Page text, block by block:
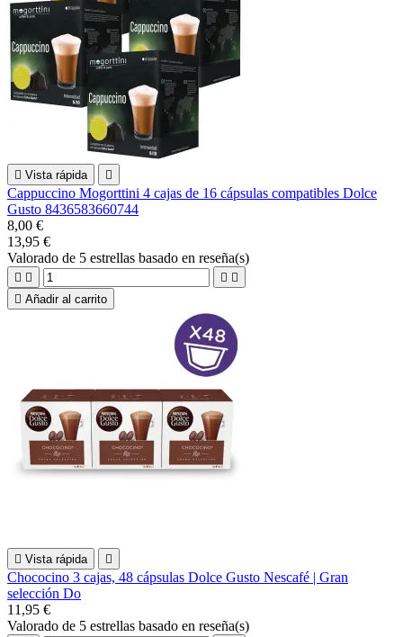
 Vista rápida 
Cappuccino Mogorttini 4 cajas de 16 cápsulas compatibles Dolce
Gusto 8436583660744
8,00 €
13,95 €
Valorado de 5 estrellas basado en reseña(s)
   
 Añadir al carrito
 Vista rápida 
Chococino 3 cajas, 48 cápsulas Dolce Gusto Nescafé | Gran
selección Do
11,95 €
Valorado de 5 estrellas basado en reseña(s)